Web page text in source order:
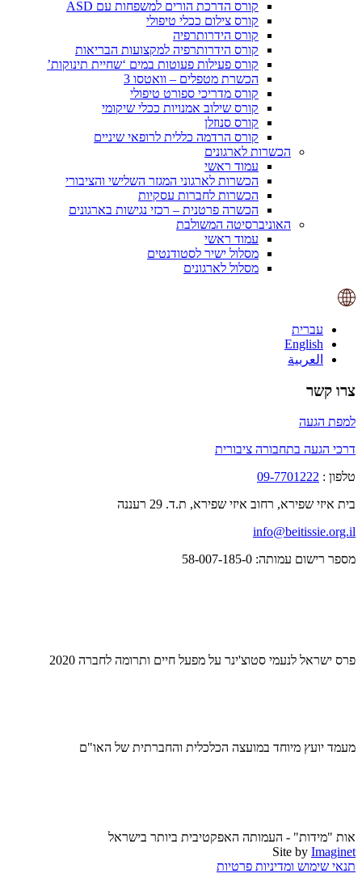
קורס הדרכת הורים למשפחות עם ASD
קורס צילום ככלי טיפולי
קורס הידרותרפיה
קורס הידרותרפיה למקצועות הבריאות
קורס פעילות פעוטות במים ‘שחיית תינוקות’
הכשרת מטפלים – וואטסו 3
קורס מדריכי ספורט טיפולי
קורס שילוב אמנויות ככלי שיקומי
קורס סנוזלן
קורס הרדמה כללית לרופאי שיניים
הכשרות לארגונים
עמוד ראשי
הכשרות לארגוני המגזר השלישי והציבורי
הכשרות לחברות עסקיות
הכשרה פרטנית – רכזי נגישות בארגונים
האוניברסיטה המשולבת
עמוד ראשי
מסלול ישיר לסטודנטים
מסלול לארגונים
עברית
English
العربية
צרו קשר
למפת הגעה
דרכי הגעה בתחבורה ציבורית
טלפון : 09-7701222
בית איזי שפירא, רחוב איזי שפירא, ת.ד. 29 רעננה
info@beitissie.org.il
מספר רישום עמותה: 58-007-185-0
פרס ישראל לנעמי סטוצ'ינר על מפעל חיים ותרומה לחברה 2020
מעמד יועץ מיוחד במועצה הכלכלית והחברתית של האו"ם
אות "מידות" - העמותה האפקטיבית ביותר בישראל
Site by Imaginet
תנאי שימוש ומדיניות פרטיות